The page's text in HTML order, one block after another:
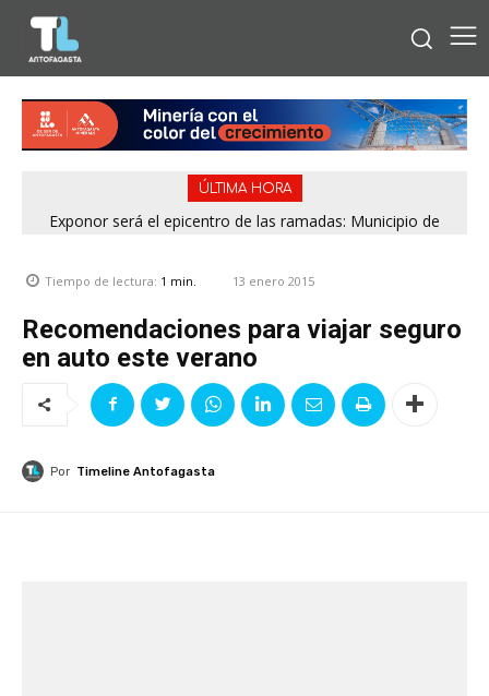
ÚLTIMA HORA
Exponor será el epicentro de las ramadas: Municipio de
Tiempo de lectura: 1 min. 13 enero 2015
Recomendaciones para viajar seguro
en auto este verano
Por Timeline Antofagasta